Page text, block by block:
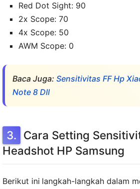
Red Dot Sight: 90
2x Scope: 70
4x Scope: 50
AWM Scope: 0
Baca Juga: Sensitivitas FF Hp
Note 8 Dll
Cara Setting
Headshot HP Samsung
Berikut ini langkah-langkah dalam